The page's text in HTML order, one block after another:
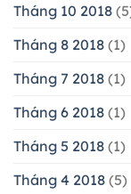
Tháng 10 2018
Tháng 8 2018 (1)
Tháng 7 2018 (1)
Tháng 6 2018 (1)
Tháng 5 2018 (1)
Tháng 4 2018 (5)